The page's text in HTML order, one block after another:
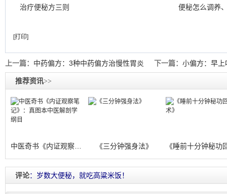
治疗便秘方三则
便秘怎么调养
[打印]
上一篇： 中药偏方：3种中药偏方治慢性胃炎 下一篇： 小偏方：早
推荐资讯>>
《三分钟强身法》
评论：岁数大便秘，就吃高粱米饭！